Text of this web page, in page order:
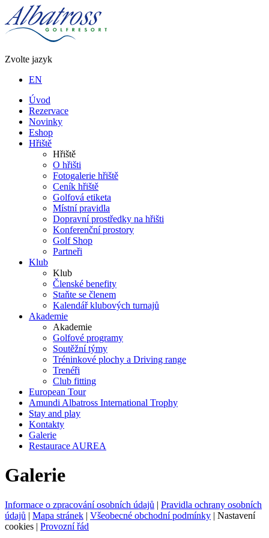
Zvolte jazyk
EN
Úvod
Rezervace
Novinky
Eshop
Hřiště
Hřiště
O hřišti
Fotogalerie hřiště
Ceník hřiště
Golfová etiketa
Místní pravidla
Dopravní prostředky na hřišti
Konferenční prostory
Golf Shop
Partneři
Klub
Klub
Členské benefity
Staňte se členem
Kalendář klubových turnajů
Akademie
Akademie
Golfové programy
Soutěžní týmy
Tréninkové plochy a Driving range
Trenéři
Club fitting
European Tour
Amundi Albatross International Trophy
Stay and play
Kontakty
Galerie
Restaurace AUREA
Galerie
Informace o zpracování osobních údajů | Pravidla ochrany osobních
údajů | Mapa stránek | Všeobecné obchodní podmínky | Nastavení
cookies | Provozní řád